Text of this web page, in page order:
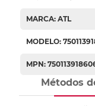
MARCA: ATL
MODELO:
MPN:
Métodos